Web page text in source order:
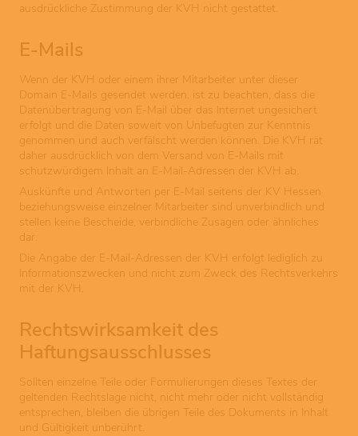
ausdrückliche Zustimmung der KVH nicht gestattet.
E-Mails
Wenn der KVH oder einem ihrer Mitarbeiter unter dieser
Domain E-Mails gesendet werden, ist zu beachten, dass die
Datenübertragung von E-Mail über das Internet ungesichert
erfolgt und die Daten soweit von Unbefugten zur Kenntnis
genommen und auch verfälscht werden können. Die KVH rät
daher ausdrücklich von dem Versand von E-Mails mit
schutzwürdigem Inhalt an E-Mail-Adressen der KVH ab.
Auskünfte und Antworten per E-Mail seitens der KV Hessen
beziehungsweise einzelner Mitarbeiter sind unverbindlich und
stellen keine Bescheide, verbindliche Zusagen oder ähnliches
dar.
Die Angabe der E-Mail-Adressen der KVH erfolgt lediglich zu
Informationszwecken und nicht zum Zweck des Rechtsverkehrs
mit der KVH.
Rechtswirksamkeit des
Haftungsausschlusses
Sollten einzelne Teile oder Formulierungen dieses Textes der
geltenden Rechtslage nicht, nicht mehr oder nicht vollständig
entsprechen, bleiben die übrigen Teile des Dokuments in Inhalt
und Gültigkeit unberührt.